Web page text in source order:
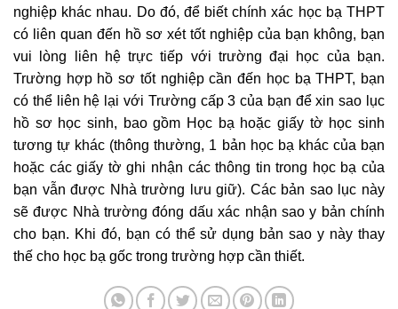
nghiệp khác nhau. Do đó, để biết chính xác học bạ THPT
có liên quan đến hồ sơ xét tốt nghiệp của bạn không, bạn
vui lòng liên hệ trực tiếp với trường đại học của bạn.
Trường hợp hồ sơ tốt nghiệp cần đến học bạ THPT, bạn
có thể liên hệ lại với Trường cấp 3 của bạn để xin sao lục
hồ sơ học sinh, bao gồm Học bạ hoặc giấy tờ học sinh
tương tự khác (thông thường, 1 bản học bạ khác của bạn
hoặc các giấy tờ ghi nhận các thông tin trong học bạ của
bạn vẫn được Nhà trường lưu giữ). Các bản sao lục này
sẽ được Nhà trường đóng dấu xác nhận sao y bản chính
cho bạn. Khi đó, bạn có thể sử dụng bản sao y này thay
thế cho học bạ gốc trong trường hợp cần thiết.